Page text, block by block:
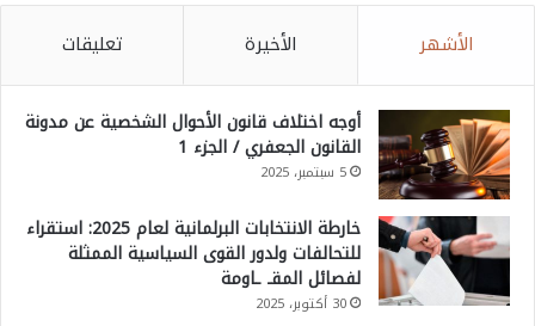
الأشهر الأخيرة تعليقات
أوجه اختلاف قانون الأحوال الشخصية عن مدونة
القانون الجعفري / الجزء 1
5 سبتمبر، 2025
خارطة الانتخابات البرلمانية لعام 2025: استقراء
للتحالفات ولدور القوى السياسية الممثلة
لفصائل المقـ ـاومة
30 أكتوبر، 2025